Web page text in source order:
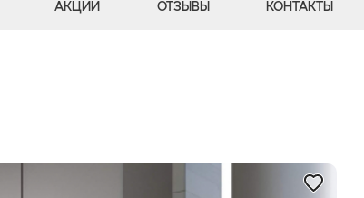
АКЦИИ ОТЗЫВЫ КОНТАКТЫ